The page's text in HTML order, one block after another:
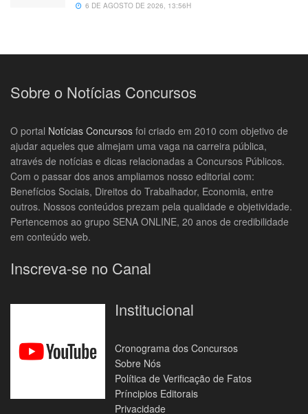
6 DE AGOSTO DE 2026, 13:56H
Sobre o Notícias Concursos
O portal Notícias Concursos foi criado em 2010 com objetivo de
ajudar aqueles que almejam uma vaga na carreira pública,
através de notícias e dicas relacionadas a Concursos Públicos.
Com o passar dos anos ampliamos nosso editorial com:
Benefícios Sociais, Direitos do Trabalhador, Economia, entre
outros. Nossos conteúdos prezam pela qualidade e objetividade.
Pertencemos ao grupo SENA ONLINE, 20 anos de credibilidade
em conteúdo web.
Inscreva-se no Canal
Institucional
Cronograma dos Concursos
Sobre Nós
Política de Verificação de Fatos
Príncipios Editorais
Privacidade